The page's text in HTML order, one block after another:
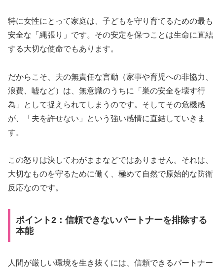
特に女性にとって家庭は、子どもを守り育てるための最も
安全な「縄張り」です。その安定を保つことは生命に直結
する大切な使命でもあります。
だからこそ、夫の無責任な言動（家事や育児への非協力、
浪費、嘘など）は、無意識のうちに「巣の安全を壊す行
為」として捉えられてしまうのです。そしてその危機感
が、「夫を許せない」という強い感情に直結していきま
す。
この怒りは決してわがままなどではありません。それは、
大切なものを守るために働く、極めて自然で原始的な防衛
反応なのです。
ポイント2：信頼できないパートナーを排除する
本能
人間が厳しい環境を生き抜くには、信頼できるパートナー